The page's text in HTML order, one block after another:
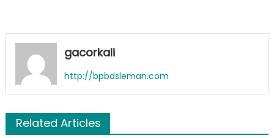
gacorkali
http://bpbdsleman.com
Related Articles